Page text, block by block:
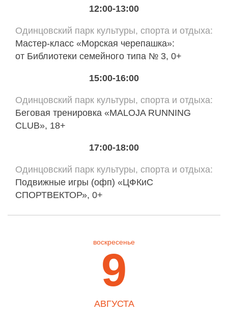
12:00-13:00
Одинцовский парк культуры, спорта и отдыха
Мастер-класс «Морская черепашка»:
от Библиотеки семейного типа № 3, 0+
15:00-16:00
Одинцовский парк культуры, спорта и отдыха
Беговая тренировка «MALOJA RUNNING
CLUB», 18+
17:00-18:00
Одинцовский парк культуры, спорта и отдыха
Подвижные игры (офп) «ЦФКиС
СПОРТВЕКТОР», 0+
воскресенье
9
АВГУСТА